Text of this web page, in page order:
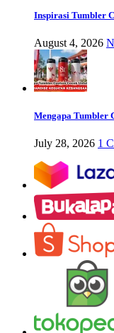
Inspirasi Tumbler
August 4, 2026
Mengapa Tumbler
July 28, 2026 1